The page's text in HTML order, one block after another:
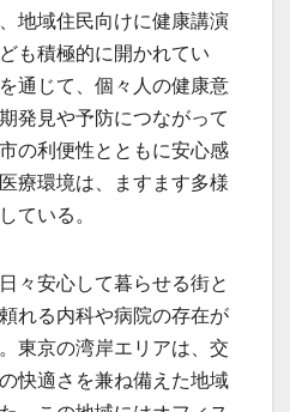
地域住民向けに健康講演
も積極的に開かれてい
通じて、個々人の健康意
発見や予防につながって
の利便性とともに安心感
療環境は、ますます多様
ている。
々安心して暮らせる街と
れる内科や病院の存在が
東京の湾岸エリアは、交
快適さを兼ね備えた地域